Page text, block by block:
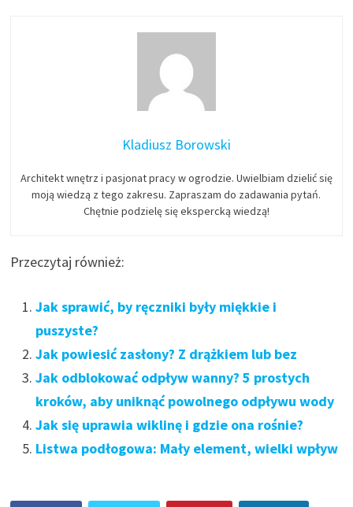
Kladiusz Borowski
Architekt wnętrz i pasjonat pracy w ogrodzie. Uwielbiam dzielić się
moją wiedzą z tego zakresu. Zapraszam do zadawania pytań.
Chętnie podzielę się ekspercką wiedzą!
Przeczytaj również:
Jak sprawić, by ręczniki były miękkie i
puszyste?
Jak powiesić zasłony? Z drążkiem lub bez
Jak odblokować odpływ wanny? 5 prostych
kroków, aby uniknąć powolnego odpływu wody
Jak się uprawia wiklinę i gdzie ona rośnie?
Listwa podłogowa: Mały element, wielki wpływ